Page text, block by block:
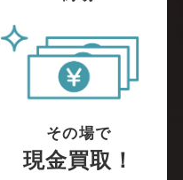
その場で
現金買取！